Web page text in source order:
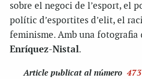
sobre el negoci de l’esport, el
polític d’esportites d’elit, el
feminisme. Amb una fotografia
Enríquez-Nistal.
Article publicat al número 473